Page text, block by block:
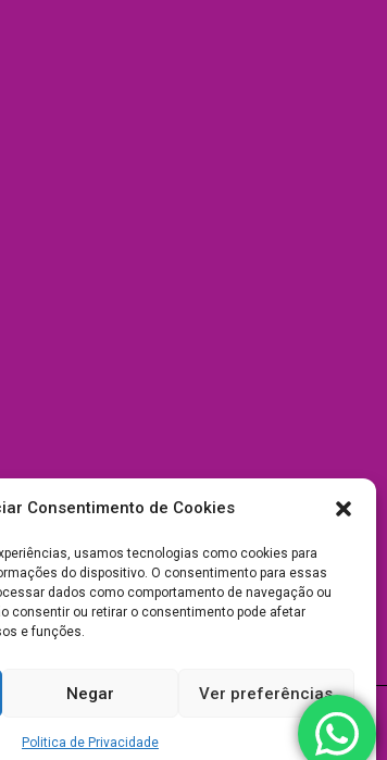
Consentimento de Cookies
usamos tecnologias como cookies para
do dispositivo. O consentimento para essas
dados como comportamento de navegação ou
consentir ou retirar o consentimento pode afetar
e funções.
Negar Ver preferências
Politica de Privacidade